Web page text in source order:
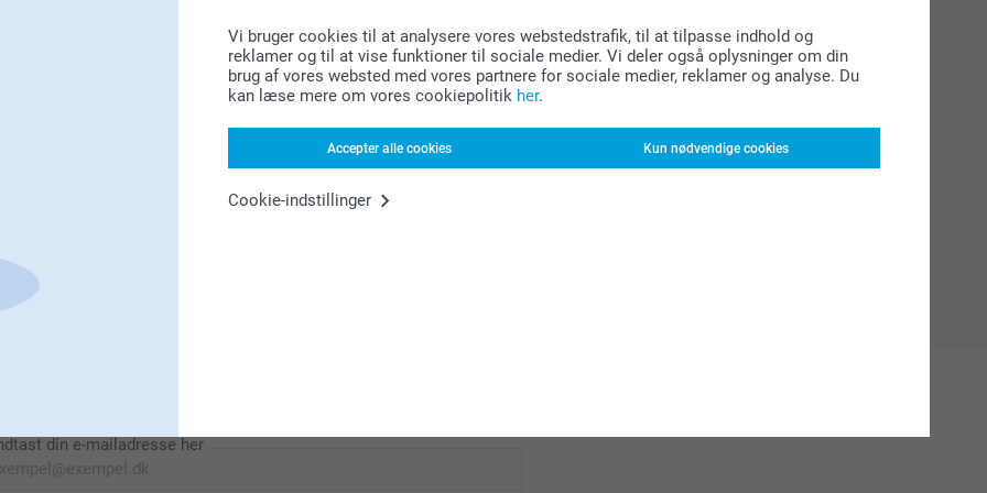
Vi bruger cookies til at analysere vores webstedstrafik, til at tilpasse indhold og
reklamer og til at vise funktioner til sociale medier. Vi deler også oplysninger om din
brug af vores websted med vores partnere for sociale medier, reklamer og analyse. Du
kan læse mere om vores cookiepolitik her.
Accepter alle cookies Kun nødvendige cookies
Cookie-indstillinger
Leder du efter inspiration?
din e-mailadresse her